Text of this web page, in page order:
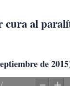
cura al
de